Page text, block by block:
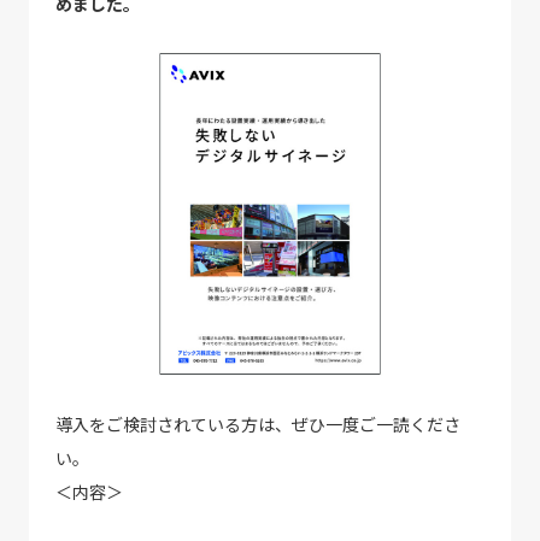
導入をご検討されている方は、ぜひ一度ご一読くださ
い。
＜内容＞